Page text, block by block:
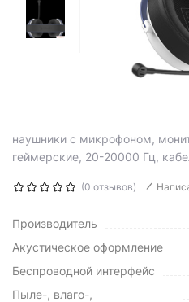
наушники с микрофоном,
геймерские, 20-20000 Гц,
(0 отзывов)
Производитель
Акустическое оформление
Беспроводной интерфейс
Пыле-, влаго-,